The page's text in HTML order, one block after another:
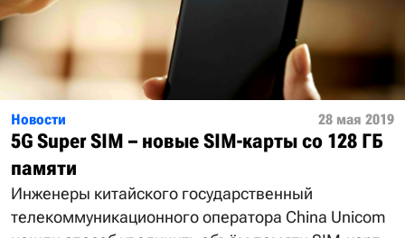
Новости 28 мая 2019
5G Super SIM – новые SIM-карты со 128 ГБ
памяти
Инженеры китайского государственный
телекоммуникационного оператора China Unicom